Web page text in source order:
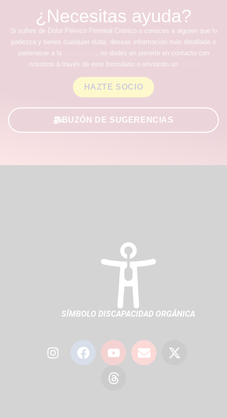
¿Necesitas ayuda?
Si sufres de Dolor Pélvico Perineal Crónico o conoces a alguien que lo
padezca y tienes cualquier duda, deseas información más detallada o
pertenecer a la
, no dudes en ponerte en contacto con
nosotros a través de este formulario o enviando un
HAZTE SOCIO
BUZÓN DE SUGERENCIAS
SÍMBOLO DISCAPACIDAD ORGÁNICA